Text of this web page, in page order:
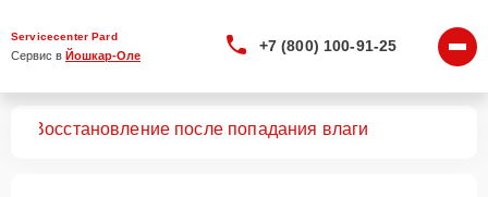
Servicecenter Pard
Сервис в Йошкар-Оле
+7 (800) 100-91-25
Восстановление после попадания влаги